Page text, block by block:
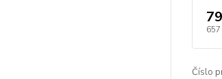
657
Číslo